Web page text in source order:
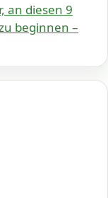
an diesen 9
beginnen –